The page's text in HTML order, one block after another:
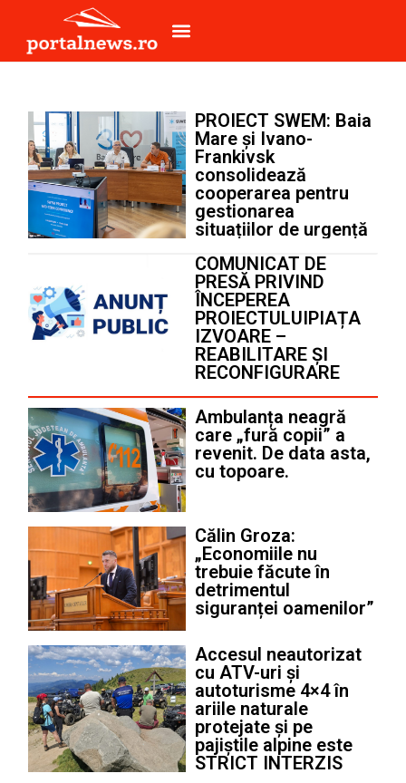
PROIECT SWEM: Baia
Mare și Ivano-
Frankivsk
consolidează
cooperarea pentru
gestionarea
situațiilor de urgență
COMUNICAT DE
PRESĂ PRIVIND
ÎNCEPEREA
PROIECTULUIPIAȚA
IZVOARE –
REABILITARE ȘI
RECONFIGURARE
Ambulanța neagră
care „fură copii” a
revenit. De data asta,
cu topoare.
Călin Groza:
„Economiile nu
trebuie făcute în
detrimentul
siguranței oamenilor”
Accesul neautorizat
cu ATV-uri și
autoturisme 4×4 în
ariile naturale
protejate și pe
pajiștile alpine este
STRICT INTERZIS